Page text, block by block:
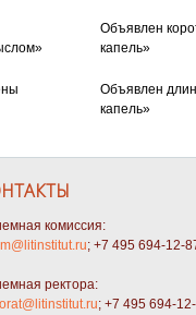
Объявлен
капель»
Объявлен
капель»
комиссия:
; +7 495 694-12-
ректора:
; +7 495 694-